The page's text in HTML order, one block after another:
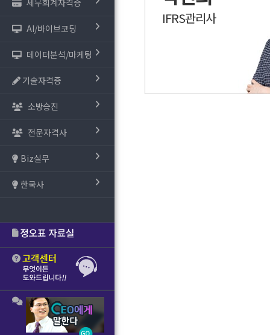
세무회계자격증
AI/바이브코딩
데이터분석/마케팅
기술자격증
소방승진
전문자격사
Biz실무
한국사
IFRS관리사